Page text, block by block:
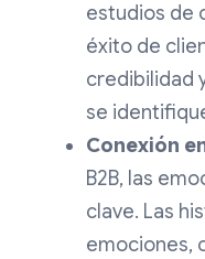
estudios de
éxito de
credibilidad
se
Conexión
B2B, las
clave. Las
emociones,